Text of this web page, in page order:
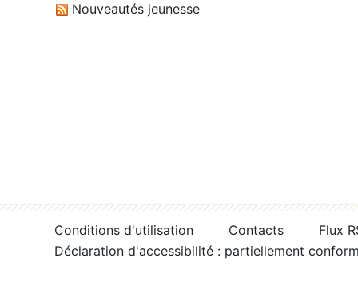
Nouveautés jeunesse
Conditions d'utilisation Contacts
Flux
Déclaration d'accessibilité : partiellement